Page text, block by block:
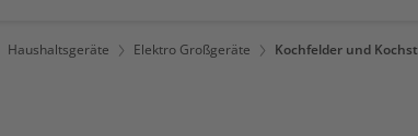
Haushaltsgeräte Elektro Großgeräte Kochfelder und